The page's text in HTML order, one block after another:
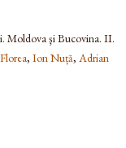
Moldova şi Bucovina. II.
, Ion Nuță, Adrian